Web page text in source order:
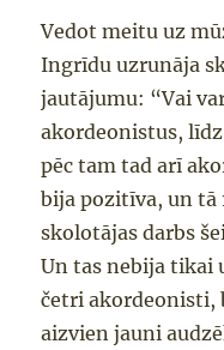
Vedot meitu uz
Ingrīdu uzrunāja
jautājumu: “Vai
akordeonistus,
pēc tam tad arī
bija pozitīva, un tā
skolotājas darbs
Un tas nebija tikai
četri akordeonisti,
aizvien jauni audzē